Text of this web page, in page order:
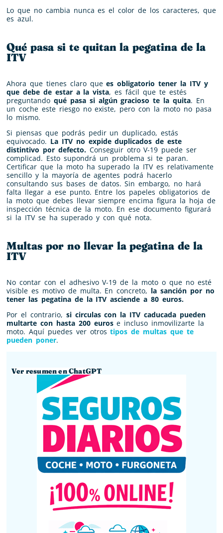
Lo que no cambia nunca es el color de los caracteres, que
es azul.
Qué pasa si te quitan la pegatina de la
ITV
Ahora que tienes claro quees obligatorio tener la ITV y
que debe de estar a la vista, es fácil que te estés
preguntando qué pasa si algún gracioso te la quita. En
un coche este riesgo no existe, pero con la moto no pasa
lo mismo.
Si piensas que podrás pedir un duplicado, estás
equivocado. La ITV no expide duplicados de este
distintivo por defecto.Conseguir otro V-19 puede ser
complicad. Esto supondrá un problema si te paran.
Certificar que la moto ha superado la ITV es relativamente
sencillo y la mayoría de agentes podrá hacerlo
consultando sus bases de datos. Sin embargo, no hará
falta llegar a ese punto. Entre los papeles obligatorios de
la moto que debes llevar siempre encima figura la hoja de
inspección técnica de la moto. En ese documento figurará
si la ITV se ha superado y con qué nota.
Multas por no llevar la pegatina de la
ITV
No contar con el adhesivo V-19 de la moto o que no esté
visible es motivo de multa. En concreto, la sanción por no
tener las pegatina de la ITV asciende a 80 euros.
Por el contrario, si circulas con la ITV caducada pueden
multarte con hasta 200 eurose incluso inmovilizarte la
moto. Aquí puedes ver otrostipos de multas que te
pueden poner.
Ver resumen en ChatGPT